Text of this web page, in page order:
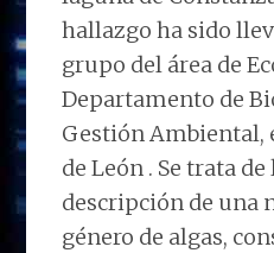
hallazgo ha sido
grupo del área de
Departamento de
Gestión Ambiental,
de León . Se trata
descripción de una
género de algas,